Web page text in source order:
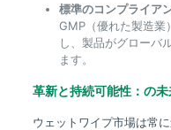
標準のコンプライア
GMP（優れた製造業
し、製品がグローバ
ます。
革新と持続可能性：の未
ウェットワイプ市場は常